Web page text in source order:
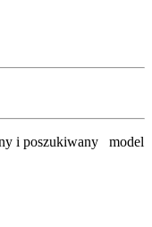
i poszukiwany model